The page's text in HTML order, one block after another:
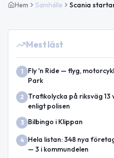
Hem Samhälle
Mest läst
1
Fly 'n Ride — flyg,
Park
2
Trafikolycka på riksväg
enligt polisen
3 Bilbingo i Klippan
4
Hela listan: 348 nya
— 3 i kommundelen